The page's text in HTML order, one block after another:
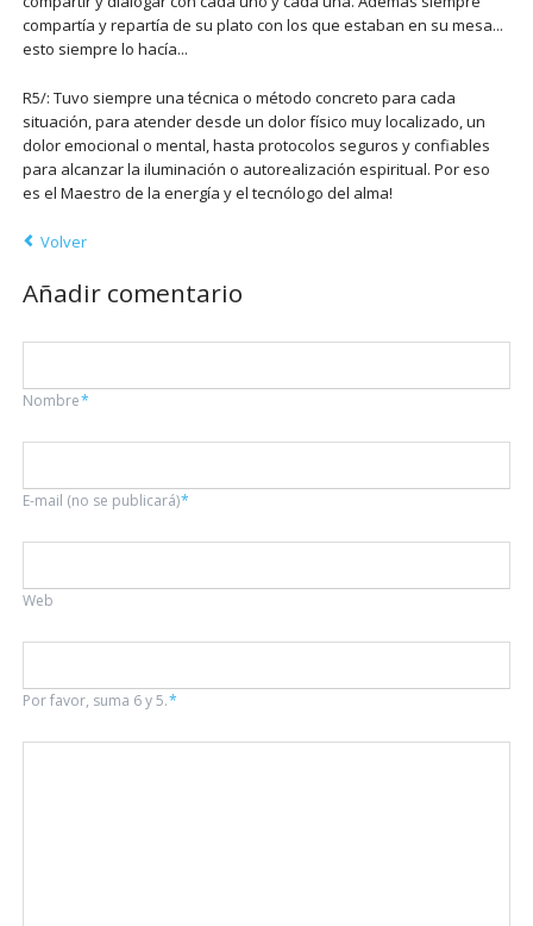
compartía y repartía de su plato con los que estaban en su mesa...
esto siempre lo hacía...
R5/: Tuvo siempre una técnica o método concreto para cada
situación, para atender desde un dolor físico muy localizado, un
dolor emocional o mental, hasta protocolos seguros y confiables
para alcanzar la iluminación o autorealización espiritual. Por eso
es el Maestro de la energía y el tecnólogo del alma!
Volver
Añadir comentario
Campo
Nombre*
Campo
E-mail (no se publicará)*
Web
Por favor, suma 6 y 5.*